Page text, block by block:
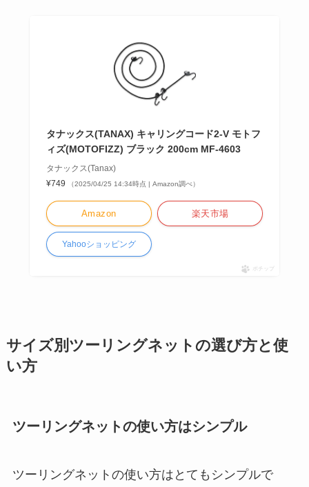
タナックス(TANAX) キャリングコード2-V モトフ
ィズ(MOTOFIZZ) ブラック 200cm MF-4603
タナックス(Tanax)
¥749
（2025/04/25 14:34時点 | Amazon調べ）
Amazon 楽天市場
Yahooショッピング
ポチップ
サイズ別ツーリングネットの選び方と使
い方
ツーリングネットの使い方はシンプル
ツーリングネットの使い方はとてもシンプルで